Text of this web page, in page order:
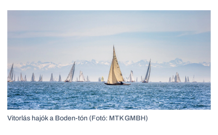
Vitorlás hajók a Boden-tón (Fotó: MTK GMBH)